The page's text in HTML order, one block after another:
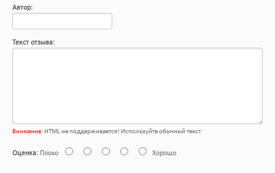
Автор:
Текст отзыва:
Внимание: HTML не поддерживается! Используйте обычный текст.
Оценка: Плохо Хорошо